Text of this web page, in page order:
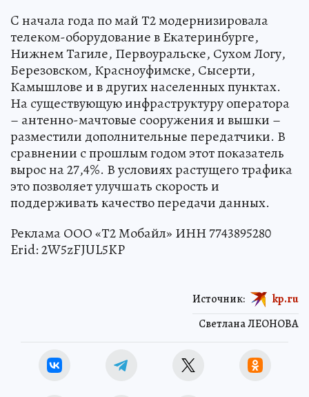
C начала года по май Т2 модернизировала
телеком-оборудование в Екатеринбурге,
Нижнем Тагиле, Первоуральске, Сухом Логу,
Березовском, Красноуфимске, Сысерти,
Камышлове и в других населенных пунктах.
На существующую инфраструктуру оператора
– антенно-мачтовые сооружения и вышки –
разместили дополнительные передатчики. В
сравнении с прошлым годом этот показатель
вырос на 27,4%. В условиях растущего трафика
это позволяет улучшать скорость и
поддерживать качество передачи данных.
Реклама ООО «Т2 Мобайл» ИНН 7743895280
Erid: 2W5zFJUL5KP
Светлана ЛЕОНОВА
Источник: kp.ru